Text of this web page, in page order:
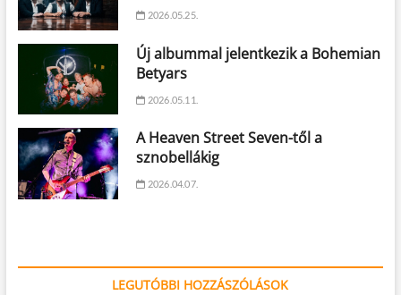
2026.05.25.
Új albummal jelentkezik a Bohemian
Betyars
2026.05.11.
A Heaven Street Seven-től a
sznobellákig
2026.04.07.
LEGUTÓBBI HOZZÁSZÓLÁSOK